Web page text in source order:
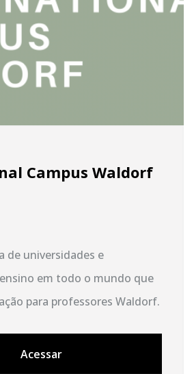
Campus Waldorf
de universidades e
em todo o mundo que
para professores Waldorf.
Acessar